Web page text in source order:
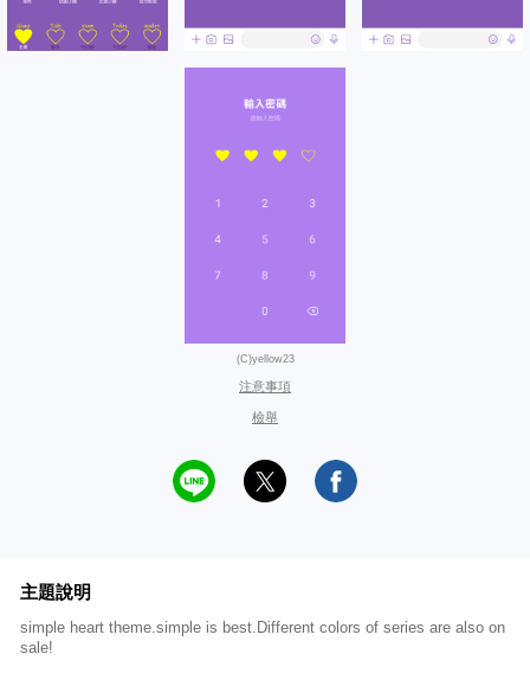
(C)yellow23
注意事項
檢舉
主題說明
simple heart theme.simple is best.Different colors of series are also on
sale!